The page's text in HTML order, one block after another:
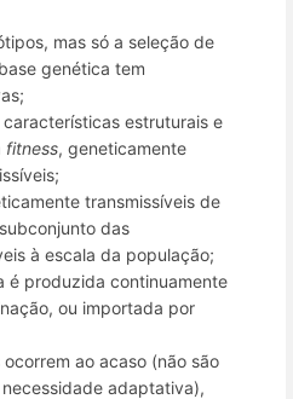
mas só a seleção de
genética tem
estruturais e
fitness, geneticamente
transmissíveis de
das
à escala da população;
é produzida continuamente
ou importada por
ao acaso (não são
adaptativa),